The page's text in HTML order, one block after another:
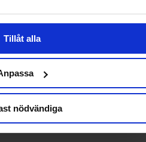
Tillåt alla
nödvändiga